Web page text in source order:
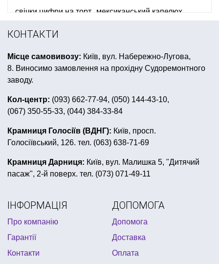
свічки цифри на торт мексиканський капелюх
павутина хелловін
набір столових приборів
дитячі карнавальні костюми для хлопчиків
набір для дитячого дня народження ляльки лол
китайські ліхтарики сувенірні магніти київ
гангстерська вечірка
пластиковий посуд в українському стилі
валентинки кульки на день народження хлопчику
купити іграшкову зброю
сувеніри до дня захисника вітчизни
світлодіод в кульки купити
КОНТАКТИ
Місце самовивозу: Київ, вул. Набережно-Лугова,
8. Виносимо замовлення на прохідну Судоремонтного
заводу.
Кол-центр: (093) 662-77-94, (050) 144-43-10,
(067) 350-55-33, (044) 384-33-84
Крамниця Голосіїв (ВДНГ): Київ, просп.
Голосіївський, 126. тел. (063) 638-71-69
Крамниця Дарниця: Київ, вул. Малишка 5, "Дитячий
пасаж", 2-й поверх. тел. (073) 071-49-11
ІНФОРМАЦІЯ
Про компанію
Гарантії
Контакти
ДОПОМОГА
Допомога
Доставка
Оплата